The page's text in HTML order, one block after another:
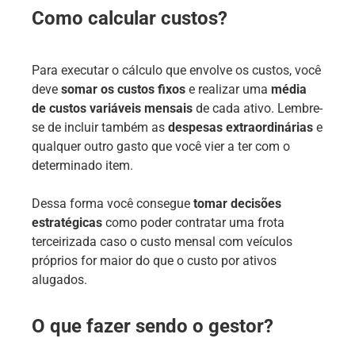
Como calcular custos?
Para executar o cálculo que envolve os custos, você
deve somar os custos fixos e realizar uma média
de custos variáveis mensais de cada ativo. Lembre-
se de incluir também as despesas extraordinárias e
qualquer outro gasto que você vier a ter com o
determinado item.
Dessa forma você consegue tomar decisões
estratégicas como poder contratar uma frota
terceirizada caso o custo mensal com veículos
próprios for maior do que o custo por ativos
alugados.
O que fazer sendo o gestor?